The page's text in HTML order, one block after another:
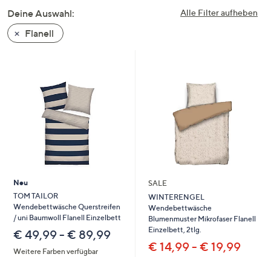
nach
unten
oder
Geräten
um
diese
anzuzeigen.
Alle Filter aufheben
Deine Auswahl:
Flanell
Neu
TOM TAILOR
Wendebettwäsche Querstreifen
/ uni Baumwoll Flanell Einzelbett
€ 49,99 - € 89,99
Weitere Farben verfügbar
SALE
WINTERENGEL
Wendebettwäsche
Blumenmuster Mikrofaser Flanell
Einzelbett, 2tlg.
€ 14,99 - € 19,99